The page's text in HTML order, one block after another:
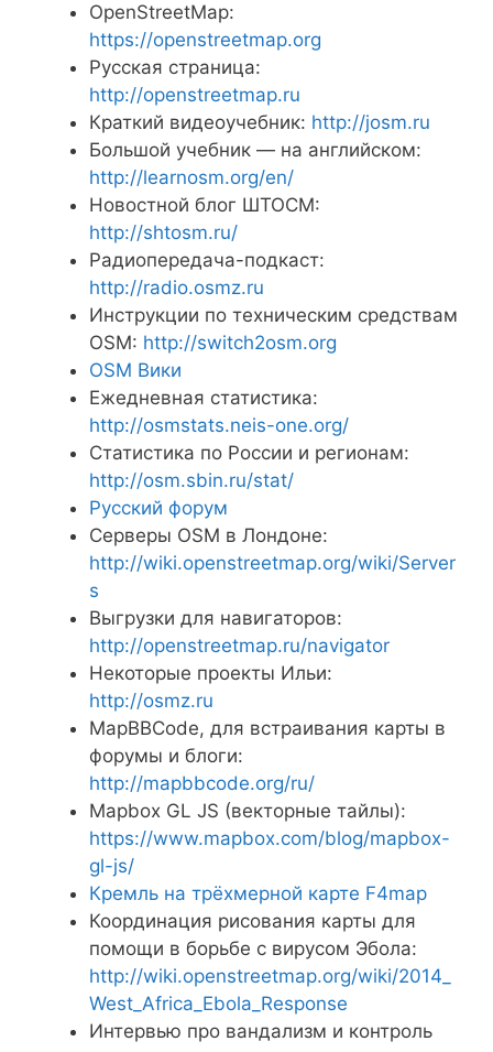
OpenStreetMap:
https://openstreetmap.org
Русская страница:
http://openstreetmap.ru
Краткий видеоучебник: http://josm.ru
Большой учебник — на английском:
http://learnosm.org/en/
Новостной блог ШТОСМ:
http://shtosm.ru/
Радиопередача-подкаст:
http://radio.osmz.ru
Инструкции по техническим средствам
OSM: http://switch2osm.org
OSM Вики
Ежедневная статистика:
http://osmstats.neis-one.org/
Статистика по России и регионам:
http://osm.sbin.ru/stat/
Русский форум
Серверы OSM в Лондоне:
http://wiki.openstreetmap.org/wiki/Server
s
Выгрузки для навигаторов:
http://openstreetmap.ru/navigator
Некоторые проекты Ильи:
http://osmz.ru
MapBBCode, для встраивания карты в
форумы и блоги:
http://mapbbcode.org/ru/
Mapbox GL JS (векторные тайлы):
https://www.mapbox.com/blog/mapbox-
gl-js/
Кремль на трёхмерной карте F4map
Координация рисования карты для
помощи в борьбе с вирусом Эбола:
http://wiki.openstreetmap.org/wiki/2014_
West_Africa_Ebola_Response
Интервью про вандализм и контроль